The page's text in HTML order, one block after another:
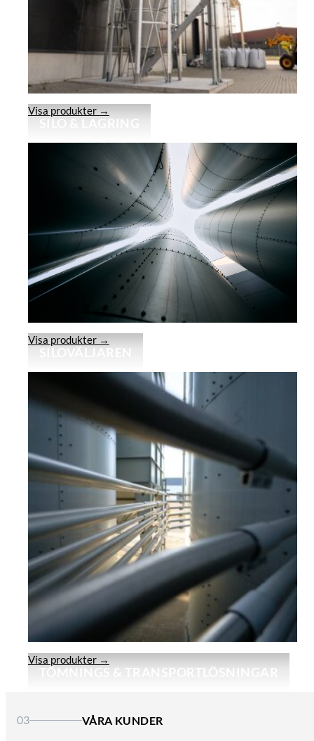
SILO & LAGRING
Visa produkter →
SILOVÄLJAREN
Visa produkter →
TÖMNINGS & TRANSPORTLÖSNINGAR
Visa produkter →
03 VÅRA KUNDER